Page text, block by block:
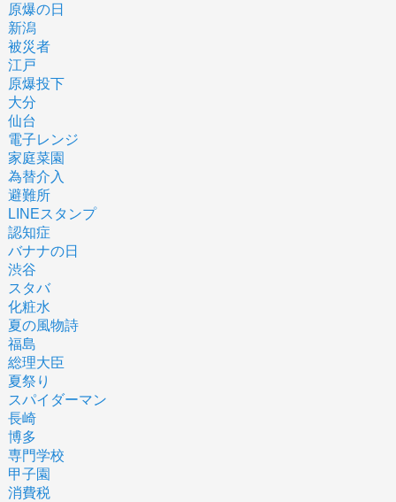
原爆の日
新潟
被災者
江戸
原爆投下
大分
仙台
電子レンジ
家庭菜園
為替介入
避難所
LINEスタンプ
認知症
バナナの日
渋谷
スタバ
化粧水
夏の風物詩
福島
総理大臣
夏祭り
スパイダーマン
長崎
博多
専門学校
甲子園
消費税